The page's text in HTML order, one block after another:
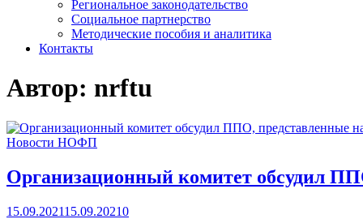
Региональное законодательство
Социальное партнерство
Методические пособия и аналитика
Контакты
Автор: nrftu
Новости НОФП
Организационный комитет обсудил
15.09.202115.09.20210